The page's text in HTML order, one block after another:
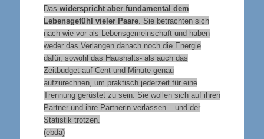
Das widerspricht aber fundamental dem
Lebensgefühl vieler Paare. Sie betrachten sich
nach wie vor als Lebensgemeinschaft und haben
weder das Verlangen danach noch die Energie
dafür, sowohl das Haushalts- als auch das
Zeitbudget auf Cent und Minute genau
aufzurechnen, um praktisch jederzeit für eine
Trennung gerüstet zu sein. Sie wollen sich auf ihren
Partner und ihre Partnerin verlassen – und der
Statistik trotzen.
(ebda)